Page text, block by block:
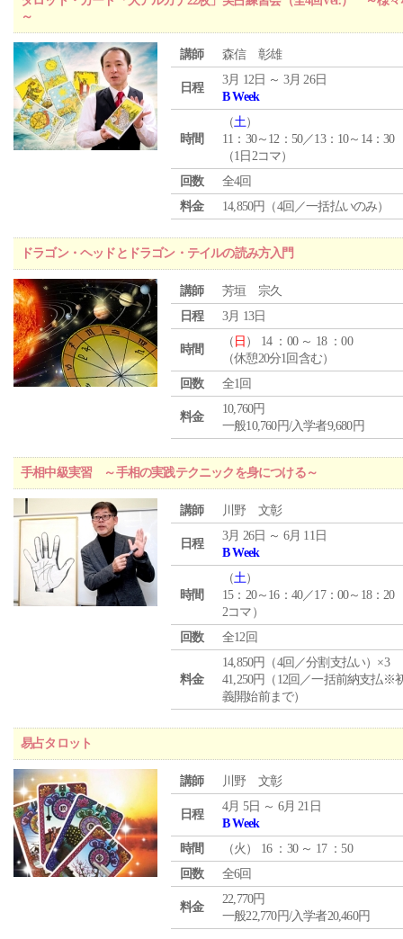
～
講師 森信 彰雄
日程
3月 12日 ～ 3月 26日
B Week
時間
（土）
11：30～12：50／13：10～14：30
（1日2コマ）
回数
全4回
料金
14,850円（4回／一括払いのみ）
ドラゴン・ヘッドとドラゴン・テイルの読み方入門
講師
芳垣 宗久
日程
3月 13日
時間
（ 日 ） 14 ：00 ～ 18 ：00
（休憩20分1回含む）
回数
全1回
料金
10,760円
一般10,760円/入学者9,680円
手相中級実習 ～手相の実践テクニックを身につける～
講師 川野 文彰
日程
3月 26日 ～ 6月 11日
B Week
時間
（土）
15：20～16：40／17：00～18：20
2コマ）
回数
全12回
料金
14,850円（4回／分割支払い）×3
41,250円（12回／一括前納支払※
義開始前まで）
易占タロット
講師 川野 文彰
日程
4月 5日 ～ 6月 21日
B Week
時間
（火 ） 16 ：30 ～ 17 ：50
回数
全6回
料金
22,770円
一般22,770円/入学者20,460円